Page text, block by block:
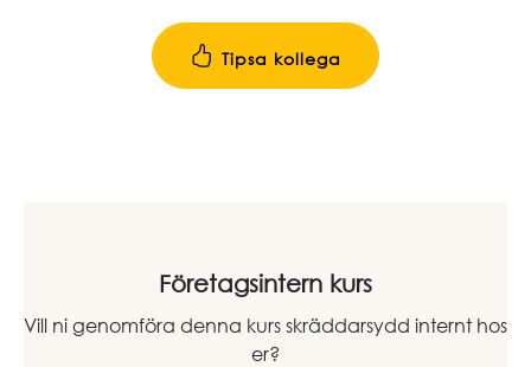
Tipsa kollega
Företagsintern kurs
Vill ni genomföra denna kurs skräddarsydd internt hos
er?